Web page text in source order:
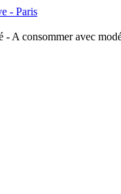
- Paris
- A consommer avec